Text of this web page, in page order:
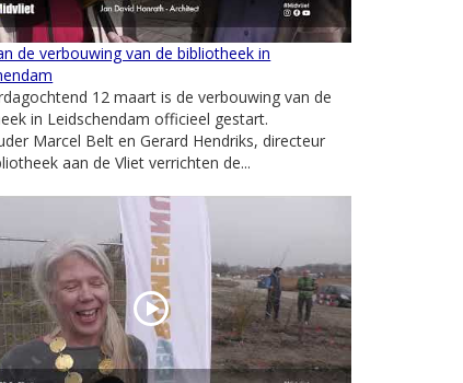
de verbouwing van de bibliotheek in
12 maart is de verbouwing van de
in Leidschendam officieel gestart.
Marcel Belt en Gerard Hendriks, directeur
aan de Vliet verrichten de...